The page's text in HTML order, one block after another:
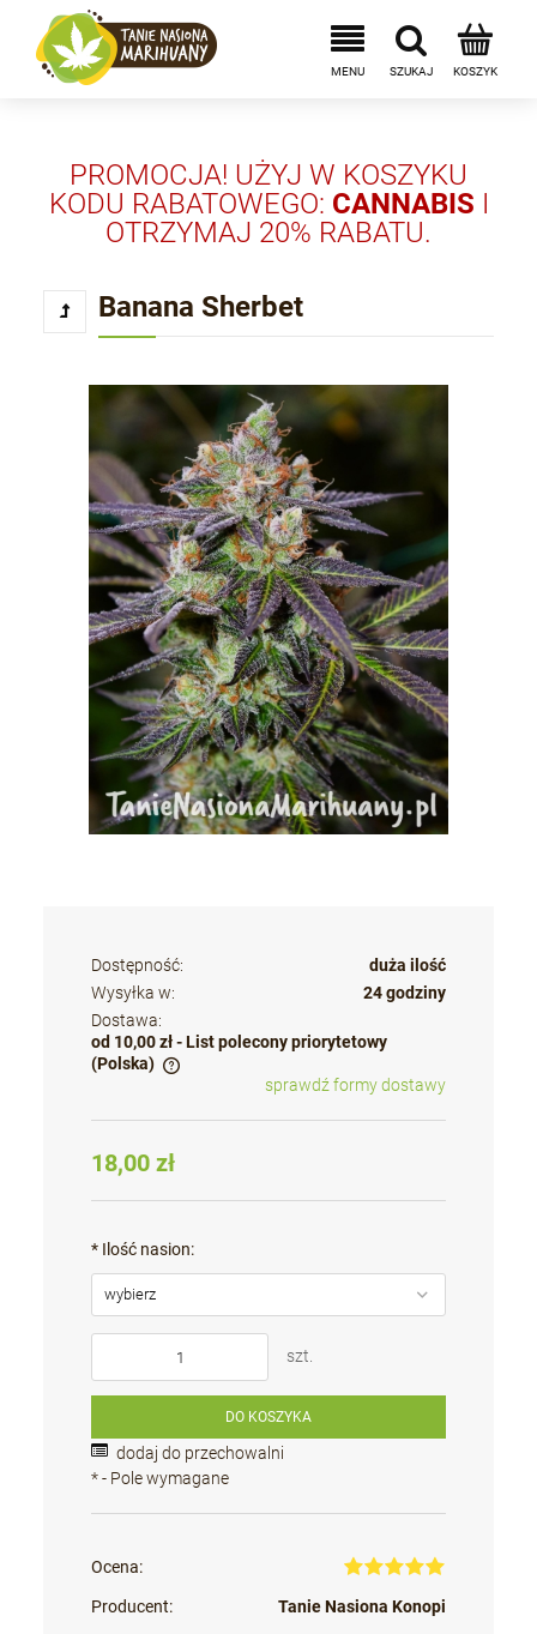
PROMOCJA! UŻYJ W KOSZYKU
KODU RABATOWEGO: CANNABIS I
OTRZYMAJ 20% RABATU.
Banana Sherbet
Dostępność:
duża ilość
Wysyłka w:
24 godziny
Dostawa:
od 10,00 zł - List polecony priorytetowy
(Polska)
Cena nie zawiera ewentualnych kosztów płatności
sprawdź formy dostawy
18,00 zł
* Ilość nasion:
szt.
DO KOSZYKA
dodaj do przechowalni
*- Pole wymagane
Ocena:
Producent:
Tanie Nasiona Konopi